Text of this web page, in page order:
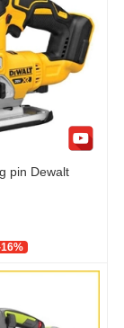
pin Dewalt